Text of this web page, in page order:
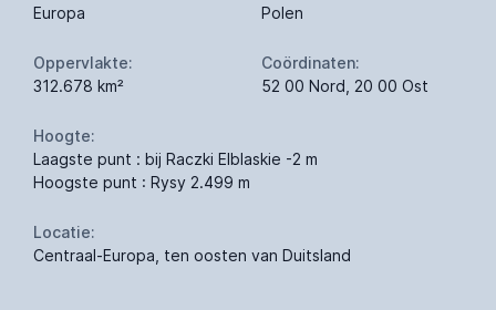
Europa
Polen
Oppervlakte:
312.678 km²
Coördinaten:
52 00 Nord, 20 00 Ost
Hoogte:
Laagste punt : bij Raczki Elblaskie -2 m
Hoogste punt : Rysy 2.499 m
Locatie:
Centraal-Europa, ten oosten van Duitsland